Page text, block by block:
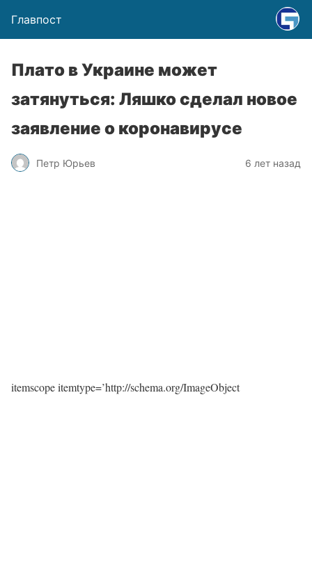
Главпост
Плато в Украине может
затянуться: Ляшко сделал новое
заявление о коронавирусе
Петр Юрьев 6 лет назад
itemscope itemtype=’http://schema.org/ImageObject